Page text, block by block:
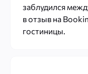
заблудился
в отзыв на
гостиницы.